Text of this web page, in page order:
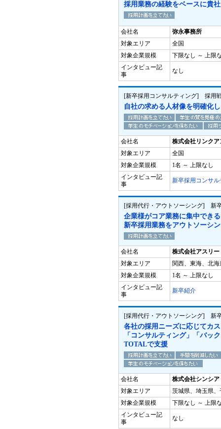
採用業務の経験をベースに貴
会社名
弥永事務所
対象エリア
全国
対象企業規模
下限なし ～ 上限
インタビュー記
事
なし
[新卒採用コンサルティング] 採用
自社の求める人材像を明確化
会社名
株式会社リンク
対象エリア
全国
対象企業規模
1名 ～ 上限なし
インタビュー記
事
新卒採用コンサル
[採用代行・アウトソーシング] 新
企業様がコア業務に集中でき
新卒採用業務をアウトソーシ
会社名
株式会社アスリ
対象エリア
関西、東海、北
対象企業規模
1名 ～ 上限なし
インタビュー記
事
新卒紹介
[採用代行・アウトソーシング] 新
各社の採用ニーズに応じてカ
「コンサルティング」「バッ
TOTALで支援
会社名
株式会社シンシア
対象エリア
茨城県、埼玉県
対象企業規模
下限なし ～ 上限
インタビュー記
事
なし